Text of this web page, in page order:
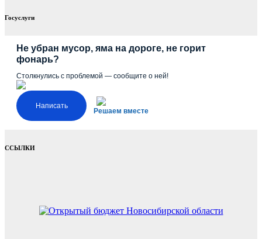
Госуслуги
Не убран мусор, яма на дороге, не горит
фонарь?
Столкнулись с проблемой — сообщите о ней!
Написать
Решаем вместе
ССЫЛКИ